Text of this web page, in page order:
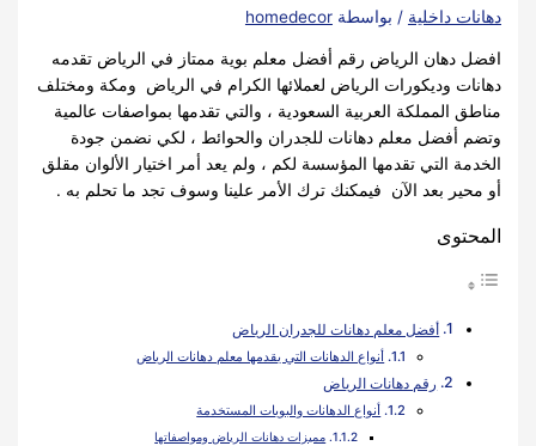
دهانات داخلية / بواسطة homedecor
افضل دهان الرياض رقم أفضل معلم بوية ممتاز في الرياض تقدمه
دهانات وديكورات الرياض لعملائها الكرام في الرياض ومكة ومختلف
مناطق المملكة العربية السعودية ، والتي تقدمها بمواصفات عالمية
وتضم أفضل معلم دهانات للجدران والحوائط ، لكي نضمن جودة
الخدمة التي تقدمها المؤسسة لكم ، ولم يعد أمر اختيار الألوان مقلق
أو محير بعد الآن فيمكنك ترك الأمر علينا وسوف تجد ما تحلم به .
المحتوى
أفضل معلم دهانات للجدران الرياض
أنواع الدهانات التي يقدمها معلم دهانات الرياض
رقم دهانات الرياض
أنواع الدهانات والبويات المستخدمة
مميزات دهانات الرياض ومواصفاتها